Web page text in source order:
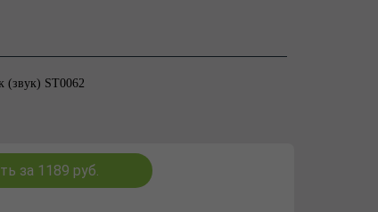
(звук) ST0062
за 1189 руб.